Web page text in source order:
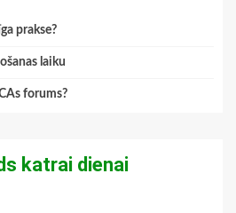
prakse?
laiku
forums?
katrai dienai